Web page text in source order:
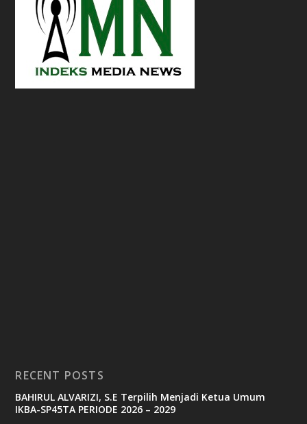
RECENT POSTS
BAHIRUL ALVARIZI, S.E Terpilih Menjadi Ketua Umum
IKBA-SP45TA PERIODE 2026 – 2029